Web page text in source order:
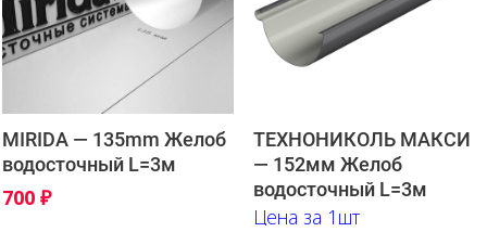
MIRIDA — 135mm Желоб
водосточный L=3м
700 ₽
ТЕХНОНИКОЛЬ МАКСИ
— 152мм Желоб
водосточный L=3м
Цена за 1шт